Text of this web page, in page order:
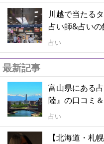
川越で当たる
占い師&占いの
占い
最新記事
富山県にある
陸』の口コミ
占い
【北海道・札